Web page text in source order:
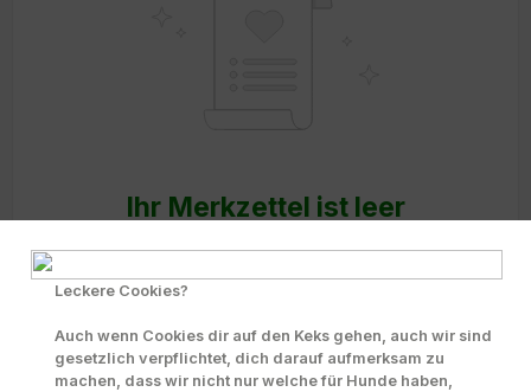
Ihr Merkzettel ist leer
Behalten Sie interessante Produkte im Auge, indem Sie sie zu
Ihrem Merkzettel hinzufügen.
Leckere Cookies?
Auch wenn Cookies dir auf den Keks gehen, auch wir sind
gesetzlich verpflichtet, dich darauf aufmerksam zu
machen, dass wir nicht nur welche für Hunde haben,